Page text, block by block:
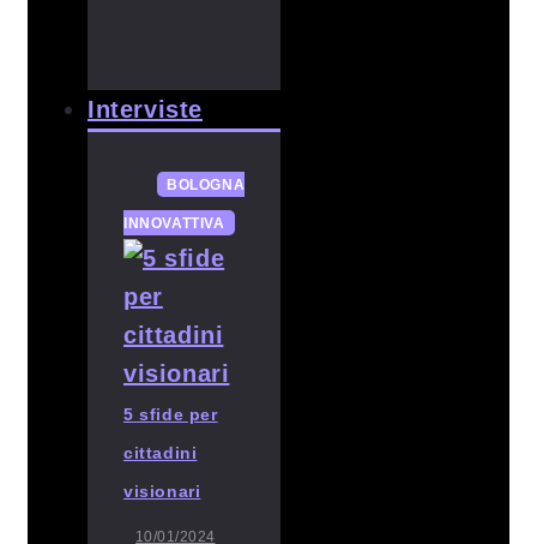
Interviste
BOLOGNA
INNOVATTIVA
5 sfide per
cittadini
visionari
10/01/2024